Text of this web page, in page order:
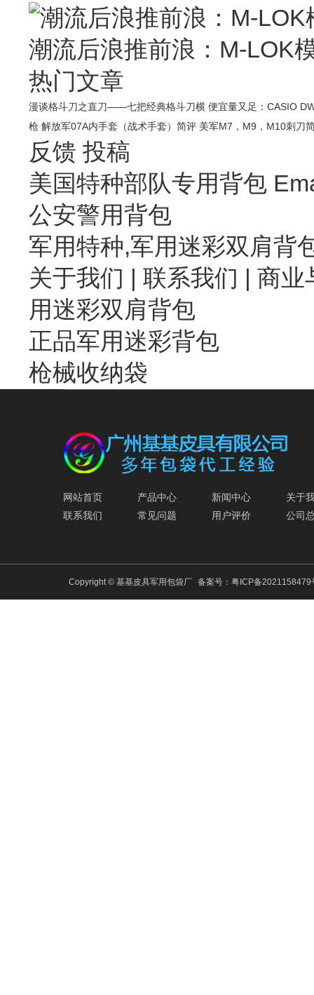
潮流后浪推前浪：M-LOK
热门文章
漫谈格斗刀之直刀——七把经典格斗刀横 便宜量又足：CASIO
枪 解放军07A内手套（战术手套）简评 美军M7，M9，M10刺刀
反馈 投稿
美国特种部队专用背包
公安警用背包
军用特种,军用迷彩双肩背
关于我们 | 联系我们 | 商业
用迷彩双肩背包
正品军用迷彩背包
枪械收纳袋
网站首页 产品中心 新闻中心
关于
联系我们
常见问题 用户评价 公司
Copyright © 基基皮具军用包袋厂 备案号： 粤ICP备2021158479